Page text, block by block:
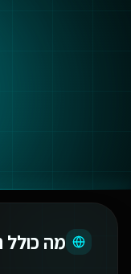
מה כולל